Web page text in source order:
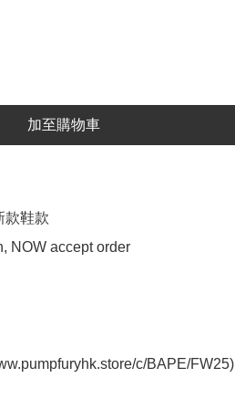
加至購物車
款鞋款
NOW accept order
c/BAPE/FW25)